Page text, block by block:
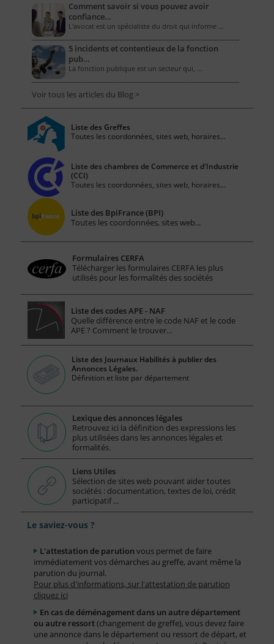
Comment savoir si vous pouvez avoir
confiance…
L'avocat est un spécialiste du droit qui informe …
5 incidents et contentieux de la fonction
pub…
La fonction publique est un secteur qui, …
Voir tous les articles du Blog >
Liste des Greffes
Toutes les coordonnées, sites web, horaires...
Liste des chambres de Commerce et d'Industrie
(CCI)
Toutes les coordonnées, sites web, horaires...
Liste des BpiFrance (BPI)
Toutes les coordonnées, sites web...
Formulaires CERFA
Télécharger les formulaires CERFA les plus
utilisés pour les formalités des sociétés
Liste des codes APE - NAF
Quelle différence entre le code NAF et le code
APE ? Comment le trouver…
Liste des Journaux Habilités à publier des
Annonces Légales.
Définition et liste par département
Lexique des annonces légales
Retrouvez ici la définition des expressions les
plus utilisées dans les annonces légales et
formalités.
Liens Utiles
Sélection de sites web pouvant aider toutes
sociétés : documentation, textes de loi, crédit
participatif ...
Le saviez-vous ?
L'attestation de parution vous permet de faire
immédiatement vos démarches au greffe, avant même la
parution du journal.
Pour plus d'informations, sur l'attestation de parution
cliquez ici
En cas de déménagement dans un autre département
ou autre ressort(changement de greffe), vous devez faire
une annonce dans le département ou ressort de départ, et